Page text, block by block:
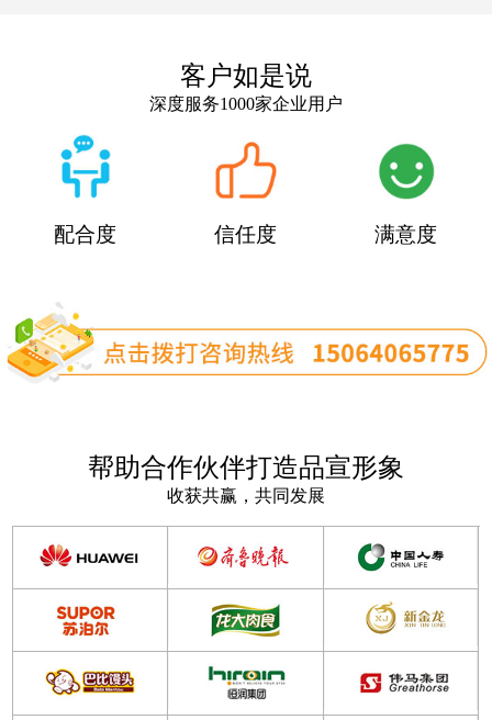
客户如是说
深度服务1000家企业用户
配合度 信任度 满意度
帮助合作伙伴打造品宣形象
收获共赢，共同发展